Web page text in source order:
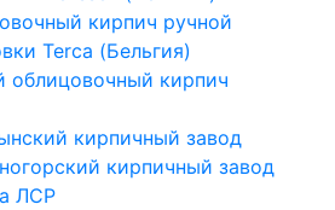
кирпич ручной
Terca (Бельгия)
облицовочный кирпич
кирпичный завод
кирпичный завод
ЛСР